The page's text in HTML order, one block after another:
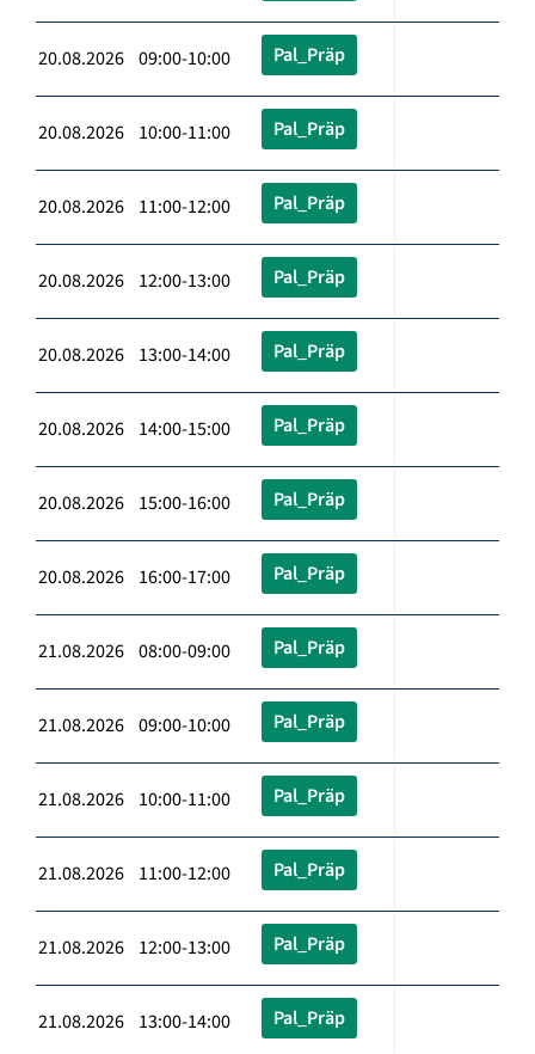
20.08.2026 09:00-10:00 Pal_Präp
20.08.2026 10:00-11:00 Pal_Präp
20.08.2026 11:00-12:00 Pal_Präp
20.08.2026 12:00-13:00 Pal_Präp
20.08.2026 13:00-14:00 Pal_Präp
20.08.2026 14:00-15:00 Pal_Präp
20.08.2026 15:00-16:00 Pal_Präp
20.08.2026 16:00-17:00 Pal_Präp
21.08.2026 08:00-09:00 Pal_Präp
21.08.2026 09:00-10:00 Pal_Präp
21.08.2026 10:00-11:00 Pal_Präp
21.08.2026 11:00-12:00 Pal_Präp
21.08.2026 12:00-13:00 Pal_Präp
21.08.2026 13:00-14:00 Pal_Präp